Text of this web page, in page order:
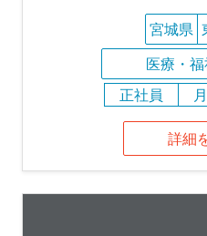
宮城県
医療・
正社員
詳細